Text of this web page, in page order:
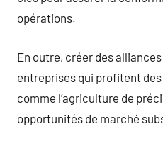
opérations.
En outre, créer des
entreprises qui profitent
comme l’agriculture de
opportunités de marché